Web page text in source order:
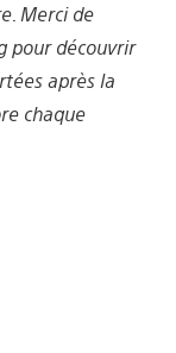
Merci de
pour découvrir
après la
chaque